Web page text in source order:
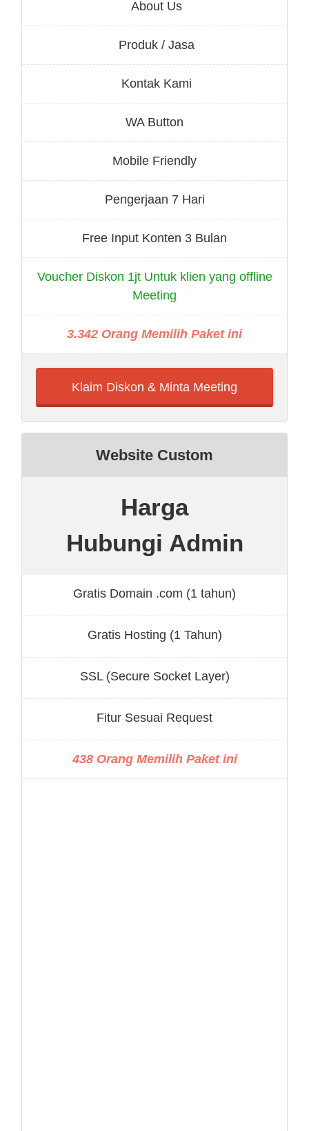
About Us
Produk / Jasa
Kontak Kami
WA Button
Mobile Friendly
Pengerjaan 7 Hari
Free Input Konten 3 Bulan
Voucher Diskon 1jt Untuk klien yang offline
Meeting
3.342 Orang Memilih Paket ini
Klaim Diskon & Minta Meeting
Website Custom
Harga
Hubungi Admin
Gratis Domain .com (1 tahun)
Gratis Hosting (1 Tahun)
SSL (Secure Socket Layer)
Fitur Sesuai Request
438 Orang Memilih Paket ini